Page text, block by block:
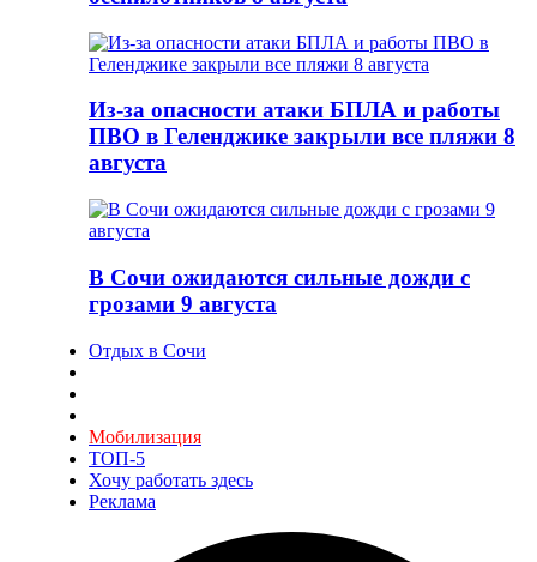
Из-за опасности атаки БПЛА и работы
ПВО в Геленджике закрыли все пляжи 8
августа
В Сочи ожидаются сильные дожди с
грозами 9 августа
Отдых в Сочи
Мобилизация
ТОП-5
Хочу работать здесь
Реклама